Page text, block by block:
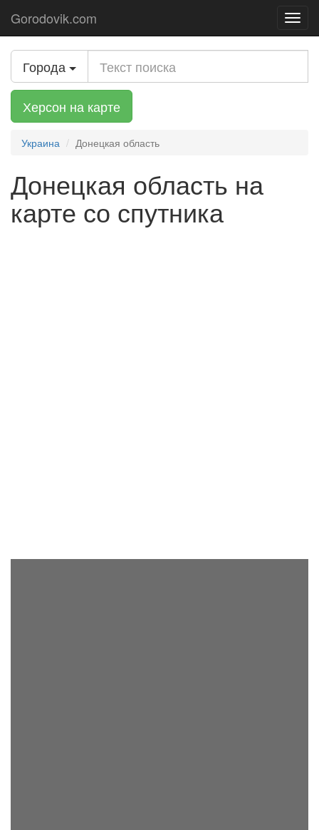
Gorodovik.com
Города
Херсон на карте
Украина Донецкая область
Донецкая область на
карте со спутника